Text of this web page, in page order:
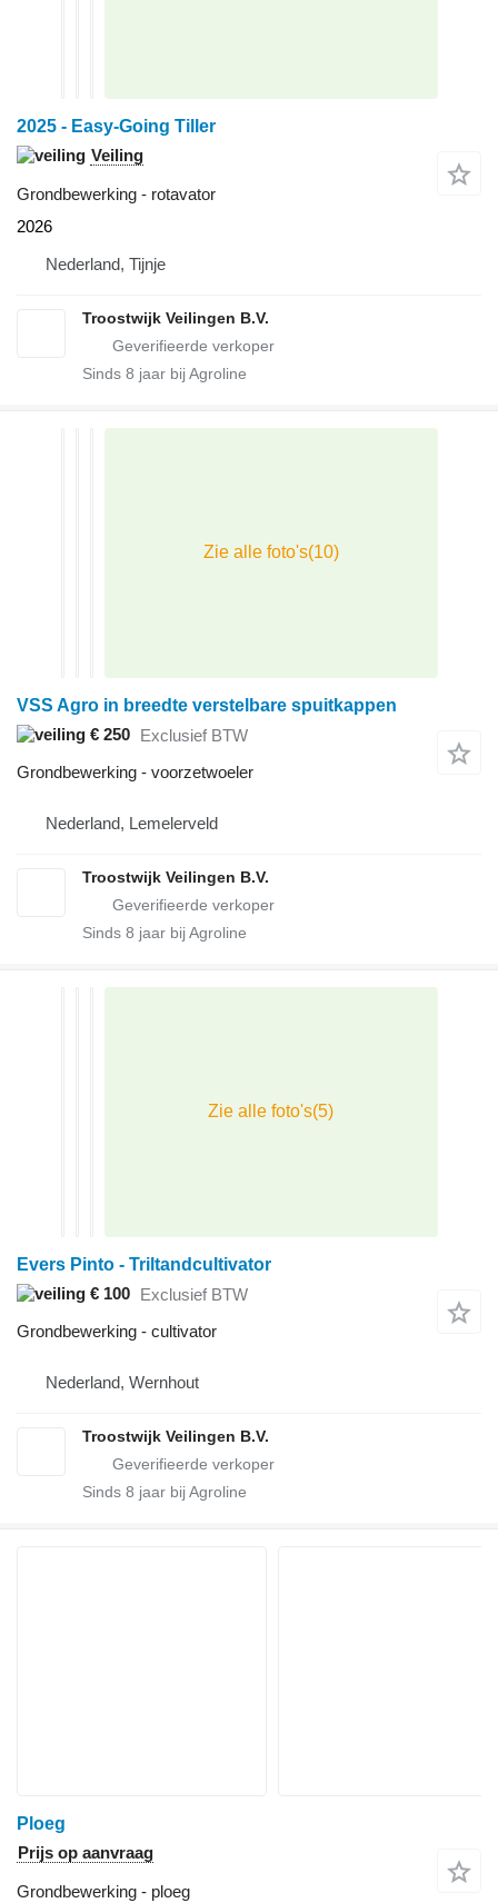
2025 - Easy-Going Tiller
Veiling
Grondbewerking - rotavator
2026
Nederland, Tijnje
Troostwijk Veilingen B.V.
Sinds 8 jaar bij Agroline
VSS Agro in breedte verstelbare spuitkappen
€ 250 Exclusief BTW
Grondbewerking - voorzetwoeler
Nederland, Lemelerveld
Troostwijk Veilingen B.V.
Sinds 8 jaar bij Agroline
Evers Pinto - Triltandcultivator
€ 100 Exclusief BTW
Grondbewerking - cultivator
Nederland, Wernhout
Troostwijk Veilingen B.V.
Sinds 8 jaar bij Agroline
Ploeg
Prijs op aanvraag
Grondbewerking - ploeg